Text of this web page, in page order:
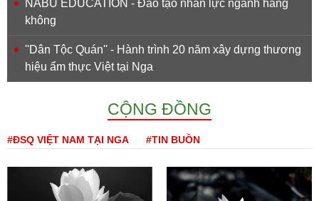
NABU EDUCATION - Đào tạo nhân lực ngành hàng
không
''Dân Tộc Quán'' - Hành trình 20 năm xây dựng thương
hiệu ẩm thực Việt tại Nga
CỘNG ĐỒNG
#ĐSQ VIỆT NAM TẠI NGA #TIN BUỒN